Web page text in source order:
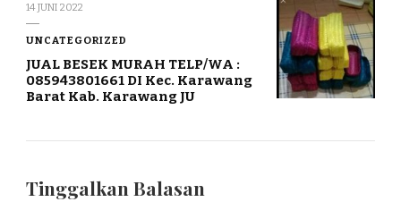
14 JUNI 2022
UNCATEGORIZED
JUAL BESEK MURAH TELP/WA :
085943801661 DI Kec. Karawang
Barat Kab. Karawang JU
Tinggalkan Balasan